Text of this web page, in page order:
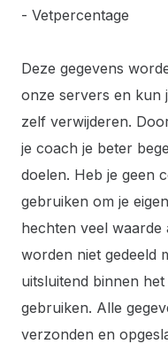
- Vetpercentage
Deze gegevens
onze servers en kun
zelf verwijderen.
je coach je beter
doelen. Heb je geen
gebruiken om je
hechten veel waarde
worden niet gedeeld
uitsluitend binnen
gebruiken. Alle
verzonden en